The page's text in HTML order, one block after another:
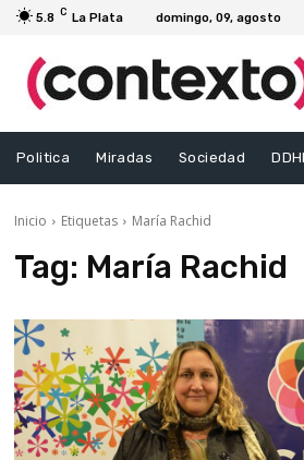
5.8 C La Plata domingo, 09, agosto
Politica Miradas Sociedad
Inicio Etiquetas María Rachid
Tag: María Rachid